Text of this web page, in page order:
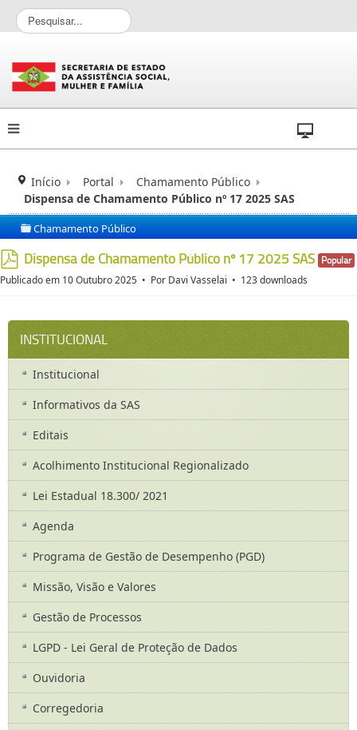
P
e
q
u
i
s
a
Início Portal
Chamamento Público
Dispensa de Chamamento Público nº 17 2025 SAS
folder
Chamamento Público
pdf
Dispensa de Chamamento Público nº 17 2025 SAS Popular
Publicado em 10 Outubro 2025 Por Davi Vasselai 123 downloads
INSTITUCIONAL
Institucional
Informativos da SAS
Editais
Acolhimento Institucional Regionalizado
Lei Estadual 18.300/ 2021
Agenda
Programa de Gestão de Desempenho (PGD)
Missão, Visão e Valores
Gestão de Processos
LGPD - Lei Geral de Proteção de Dados
Ouvidoria
Corregedoria